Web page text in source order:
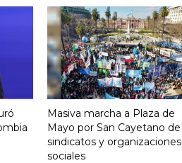
Masiva marcha a Plaza de
Mayo por San Cayetano de
sindicatos y organizaciones
sociales